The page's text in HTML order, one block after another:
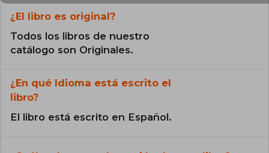
¿El libro es original?
Todos los libros de nuestro
catálogo son Originales.
¿En qué Idioma está escrito el
libro?
El libro está escrito en Español.